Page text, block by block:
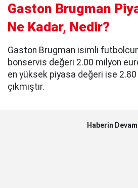
Gaston Brugman
Ne Kadar, Nedir?
Gaston Brugman isimli
bonservis değeri 2.00 milyon
en yüksek piyasa değeri ise
çıkmıştır.
Haberin